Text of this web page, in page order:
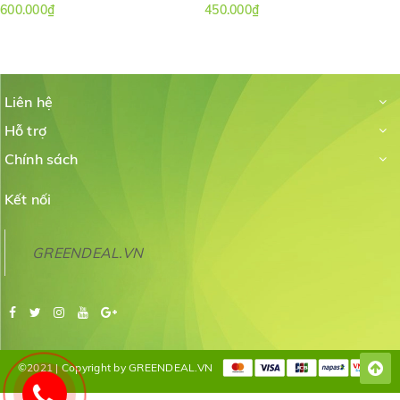
hoàn toàn an toàn cho cá và động vật không xương sống.
600.000₫ 450.000₫
Liên hệ
Hỗ trợ
Chính sách
Kết nối
GREENDEAL.VN
©2021 | Copyright by GREENDEAL.VN